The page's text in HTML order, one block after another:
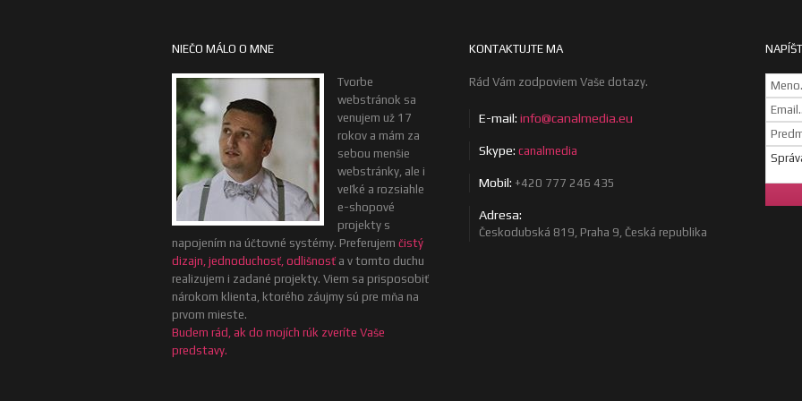
NIEČO MÁLO O MNE
Tvorbe
webstránok sa
venujem už 17
rokov a mám za
sebou menšie
webstránky, ale i
veľké a rozsiahle
e-shopové
projekty s
napojením na účtovné systémy. Preferujem čistý
dizajn, jednoduchosť, odlišnosť a v tomto duchu
realizujem i zadané projekty. Viem sa prisposobiť
nárokom klienta, ktorého záujmy sú pre mňa na
prvom mieste.
Budem rád, ak do mojích rúk zveríte Vaše
predstavy.
KONTAKTUJTE MA
Rád Vám zodpoviem Vaše dotazy.
E-mail: info@canalmedia.eu
Skype: canalmedia
Mobil: +420 777 246 435
Adresa:
Českodubská 819, Praha 9, Česká republika